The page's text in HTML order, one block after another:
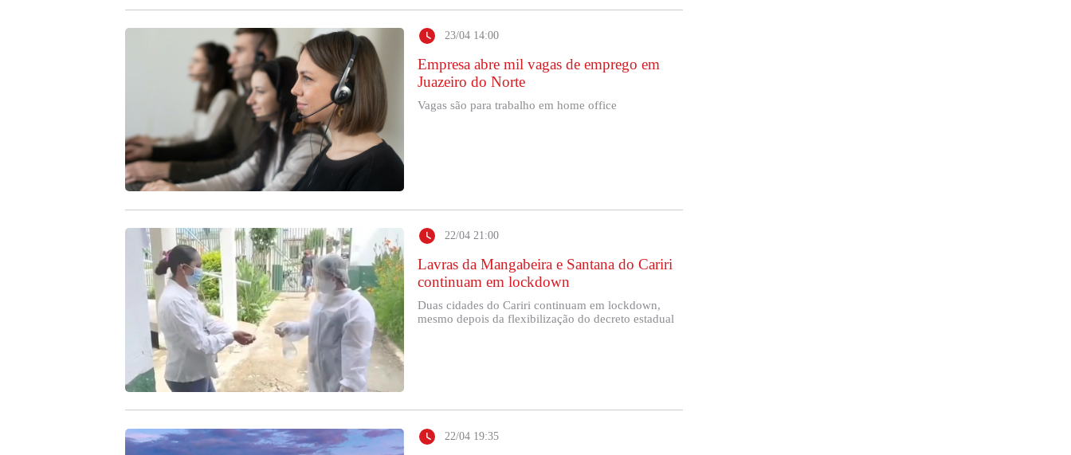
23/04 14:00
Empresa abre mil vagas de emprego em
Juazeiro do Norte
Vagas são para trabalho em home office
22/04 21:00
Lavras da Mangabeira e Santana do Cariri
continuam em lockdown
Duas cidades do Cariri continuam em lockdown,
mesmo depois da flexibilização do decreto estadual
22/04 19:35